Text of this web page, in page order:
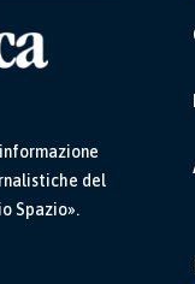
del
Spazio».